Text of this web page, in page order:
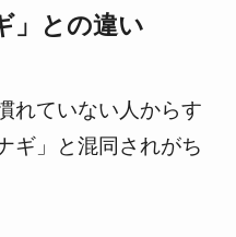
」との違い
れていない人からす
ギ」と混同されがち